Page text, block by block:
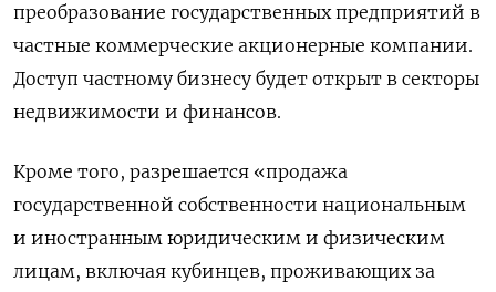
преобразование государственных предприятий в
частные коммерческие акционерные компании.
Доступ частному бизнесу будет открыт в секторы
недвижимости и финансов.
Кроме того, разрешается «продажа
государственной собственности национальным
и иностранным юридическим и физическим
лицам, включая кубинцев, проживающих за